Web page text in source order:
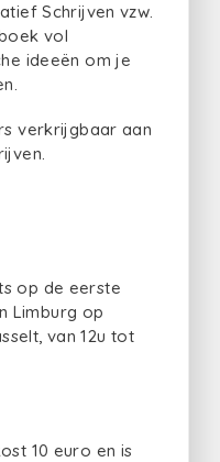
Schrijven vzw.
vol
ideeën om je
verkrijgbaar aan
op de eerste
Limburg op
van 12u tot
10 euro en is